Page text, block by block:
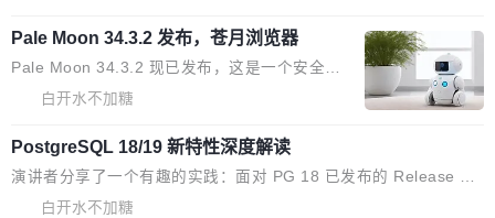
升 41%，每 token 成本降低 30%，精度不变。 FP8 省的不仅是显
存 KV cache 是推理时最吃显...
介绍，Hy ASR3.0preview 目标在于：让语音识别不再只是听清，
而是真正听懂。通过先理解你的语境和意图，再把准确的文字直接
给到你。从“逐字转写、单点优化”演进为“理解语境、兼容场景、一
粤语、吴语等 10 大方言片区和 20 余个二级小片区。在开源评测
集中，Hy ASR 3.0 preview 在多语种的WER（...
Pale Moon 34.3.2 发布，苍月浏览器
Pale Moon 34.3.2 现已发布，这是一个安全更
新和少量网页兼容性修复版本。 Changes/fixe
函数添加了多项边界检查，以避免潜在的越界访
问、下溢和溢出。（DiD） 修复了加载和解析内
容提供的字体时出现的几个问题 为避免音频加
白开水不加糖
PostgreSQL 18/19 新特性深度解读
演讲者分享了一个有趣的实践：面对 PG 18 已发布的 Release No
tes，他利用 AI 工具（如 Copilot）对数千条 commit 日志进行自动
白开水不加糖